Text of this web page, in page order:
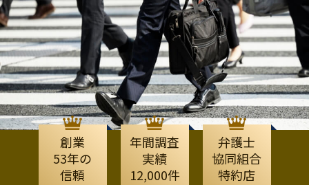
創業
53年の
信頼
年間調査
実績
12,000件
弁護士
協同組合
特約店